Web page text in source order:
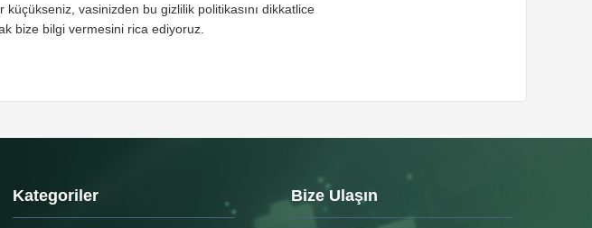
vasinizden bu gizlilik politikasını dikkatlice
bize bilgi vermesini rica ediyoruz.
Kategoriler Bize Ulaşın